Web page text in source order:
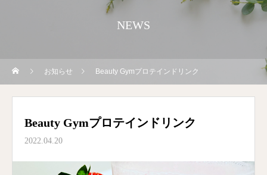
NEWS
お知らせ Beauty Gymプロテインドリンク
Beauty Gymプロテインドリンク
2022.04.20